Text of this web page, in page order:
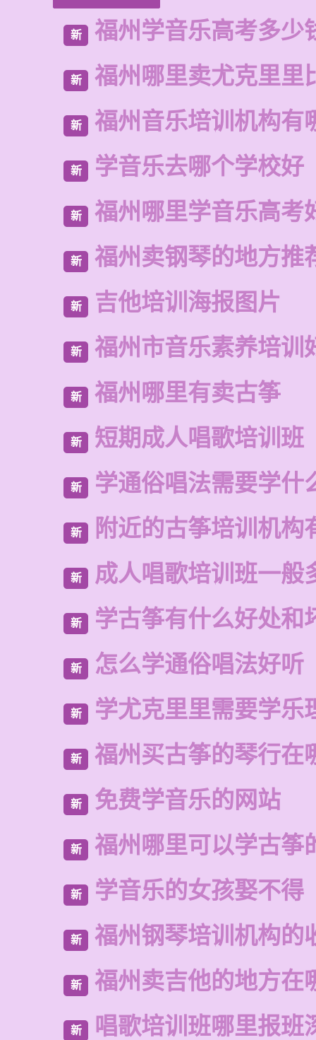
新 福州学音乐高考多少
新 福州哪里卖尤克里里
新 福州音乐培训机构有
新 学音乐去哪个学校好
新 福州哪里学音乐高考
新 福州卖钢琴的地方推
新 吉他培训海报图片
新 福州市音乐素养培训
新 福州哪里有卖古筝
新 短期成人唱歌培训班
新 学通俗唱法需要学什
新 附近的古筝培训机构
新 成人唱歌培训班一般
新 学古筝有什么好处和
新 怎么学通俗唱法好听
新 学尤克里里需要学乐
新 福州买古筝的琴行在
新 免费学音乐的网站
新 福州哪里可以学古筝
新 学音乐的女孩娶不得
新 福州钢琴培训机构的
新 福州卖吉他的地方在
新 唱歌培训班哪里报班